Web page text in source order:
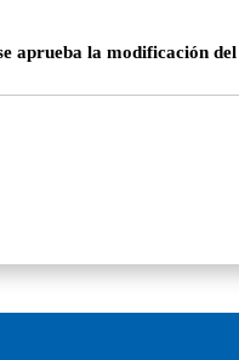
aprueba la modificación